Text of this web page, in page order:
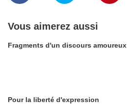
Vous aimerez aussi
Fragments d'un discours amoureux
Pour la liberté d'expression